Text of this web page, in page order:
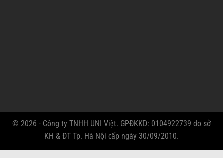
© 2026 - Công ty TNHH UNI Việt. GPĐKKD: 0104922739 do sở
KH & ĐT Tp. Hà Nội cấp ngày 30/09/2010.